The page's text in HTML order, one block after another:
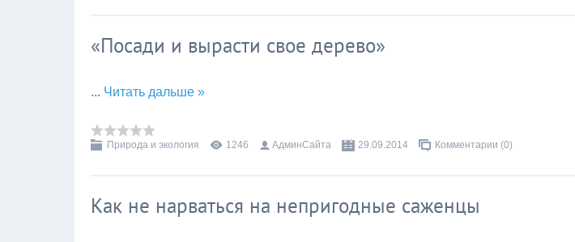
«Посади и вырасти свое дерево»
... Читать дальше »
Природа и экология 1246 АдминСайта 29.09.2014 Комментарии (0)
Как не нарваться на непригодные саженцы